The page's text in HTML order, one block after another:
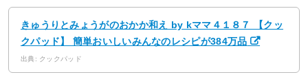
きゅうりとみょうがのおかか和え by kママ４１８７ 【クッ
クパッド】 簡単おいしいみんなのレシピが384万品
出典: クックパッド